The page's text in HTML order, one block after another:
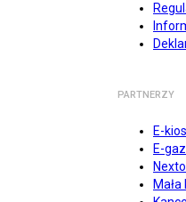
PARTNERZY
E-
E-